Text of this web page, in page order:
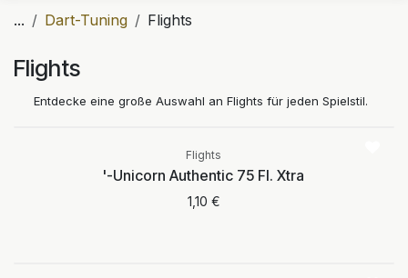
... Dart-Tuning Flights
Flights
Entdecke eine große Auswahl an Flights für jeden Spielstil.
Flights
'-Unicorn Authentic 75 Fl. Xtra
1,10 €